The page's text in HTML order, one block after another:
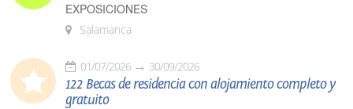
EXPOSICIONES
Salamanca
01/07/2026 30/09/2026
122 Becas de residencia con alojamiento completo y
gratuito